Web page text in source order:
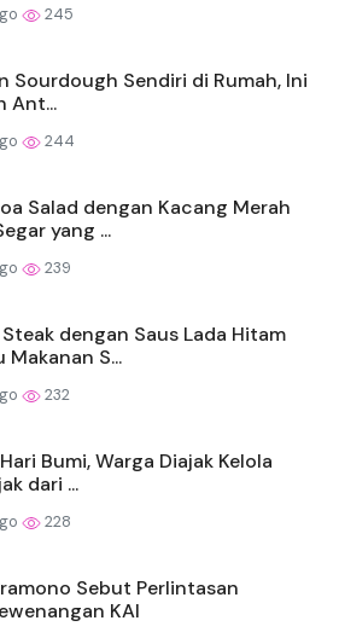
245
Sourdough Sendiri di Rumah, Ini
Ant...
244
Salad dengan Kacang Merah
yang ...
239
dengan Saus Lada Hitam
S...
232
Bumi, Warga Diajak Kelola
dari ...
228
Sebut Perlintasan
KAI